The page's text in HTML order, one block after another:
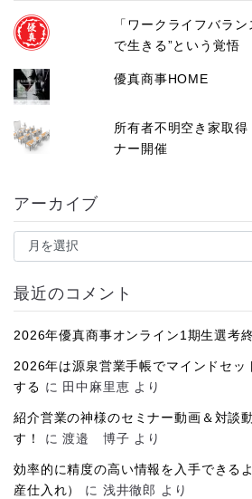
「ワークライフバラ
で生きる”という覚悟
優真商事HOME
所有者不明空き家取得
ナー開催
アーカイブ
ア
イ
ブ
最近のコメント
2026年優真商事オンライン1期生選考
2026年は源泉営業手帳でマインドセッ
する に 田中麻里恵 より
紹介営業の神様のセミナー動画＆対談
す！
に渡邉 博子 より
効率的に精度の高い情報を入手できる
産仕入れ）
に 浅井徹郎 より